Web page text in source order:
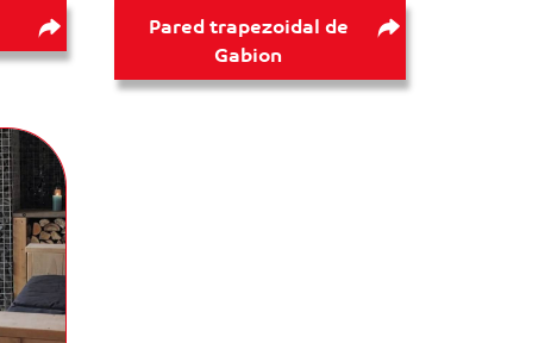
Pared trapezoidal de
Gabion